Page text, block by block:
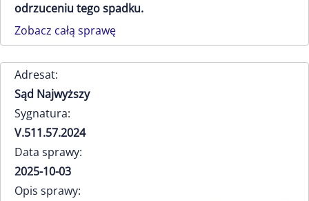
odrzuceniu tego spadku.
Zobacz całą sprawę
Adresat:
Sąd Najwyższy
Sygnatura:
V.511.57.2024
Data sprawy:
2025-10-03
Opis sprawy: